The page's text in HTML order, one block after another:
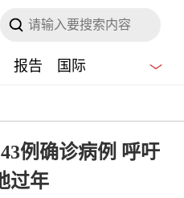
报告 国际
例确诊病例 呼吁
过年